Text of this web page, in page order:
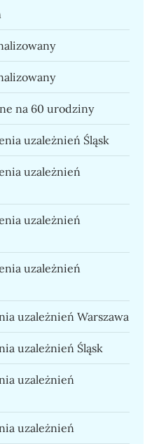
na 60 urodziny
uzależnień Śląsk
uzależnień
uzależnień
uzależnień
uzależnień Warszawa
uzależnień Śląsk
uzależnień
uzależnień